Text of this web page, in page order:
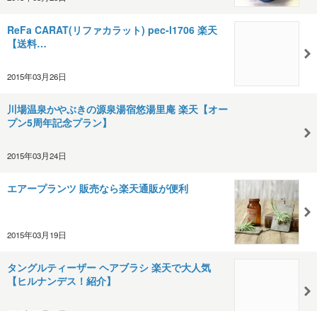
ReFa CARAT(リファカラット) pec-l1706 楽天
【送料…
2015年03月26日
川場温泉かやぶきの源泉湯宿悠湯里庵 楽天【オー
プン5周年記念プラン】
2015年03月24日
エアープランツ 販売なら楽天通販が便利
2015年03月19日
タングルティーザー ヘアブラシ 楽天で大人気
【ヒルナンデス！紹介】